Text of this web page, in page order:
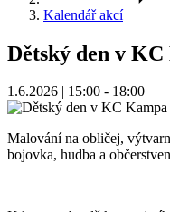
Kalendář akcí
Dětský den v KC
1.6.2026 | 15:00 - 18:00
Malování na obličej,
bojovka, hudba a